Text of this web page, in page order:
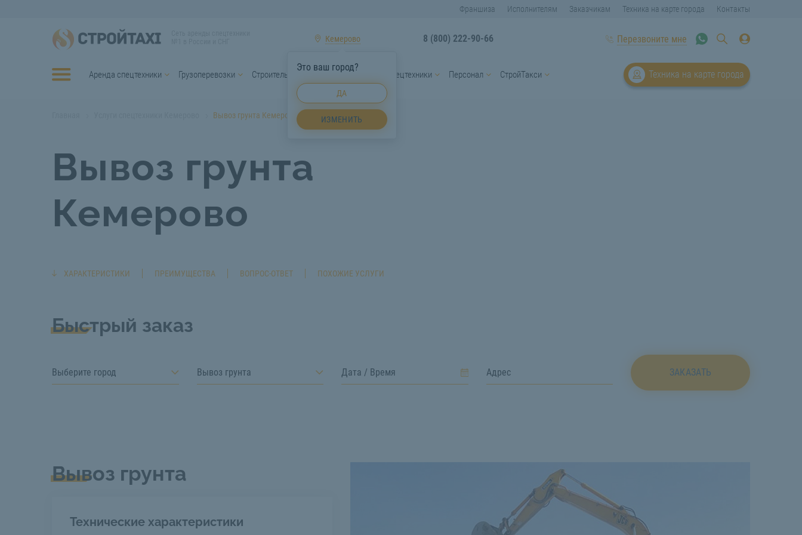
Франшиза Исполнителям Заказчикам Техника на карте города Контакты
Кемерово
Это ваш город?
ДА
ИЗМЕНИТЬ
8 (800) 222-90-66 Перезвоните мне
Аренда спецтехники Грузоперевозки Строительные материалы Услуги спецтехники Персонал СтройТакси Техника на карте города
Вывоз грунта Кемерово
Вывоз грунта
Кемерово
ХАРАКТЕРИСТИКИ ПРЕИМУЩЕСТВА ВОПРОС-ОТВЕТ ПОХОЖИЕ УСЛУГИ
Быстрый заказ
Выберите город Вывоз грунта ЗАКАЗАТЬ
Вывоз грунта
Технические характеристики